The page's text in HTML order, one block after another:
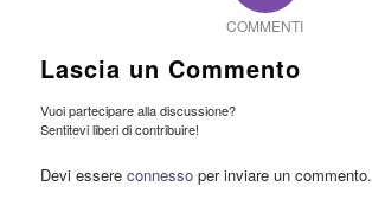
COMMENTI
Lascia un Commento
Vuoi partecipare alla discussione?
Sentitevi liberi di contribuire!
Devi essere connessoper inviare un commento.